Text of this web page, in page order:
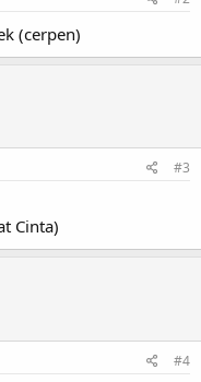
(cerpen)
#3
Cinta)
#4